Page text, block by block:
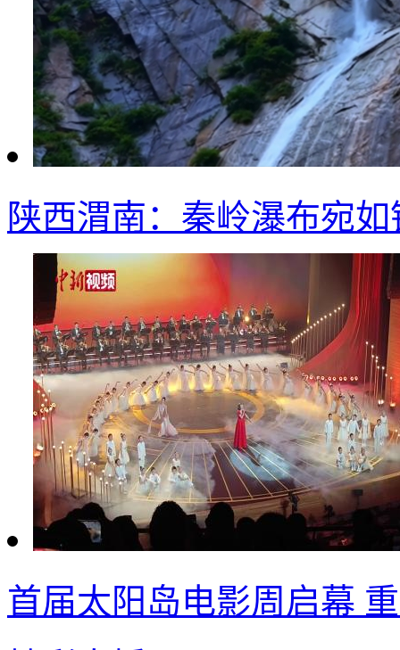
陕西渭南：秦岭瀑布宛
首届太阳岛电影周启幕